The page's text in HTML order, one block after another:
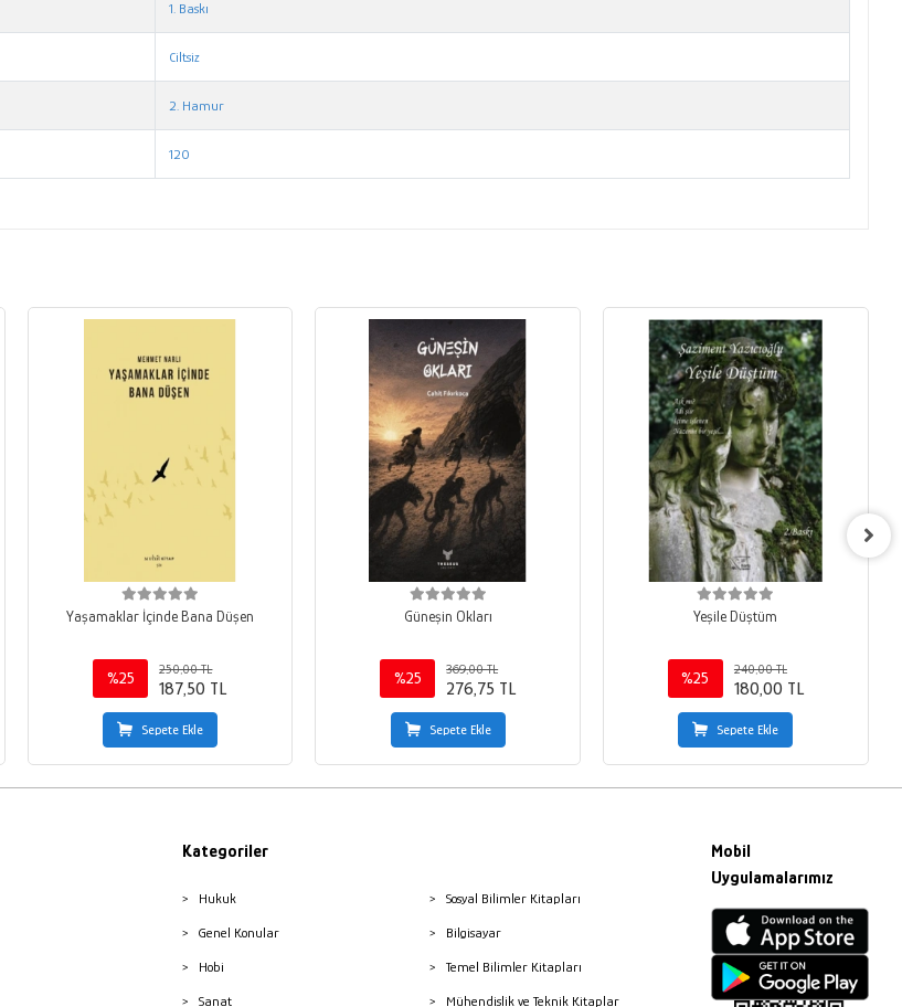
1. Baskı
Ciltsiz
2. Hamur
120
Yaşamaklar İçinde Bana Düşen
%25
250,00 TL
187,50 TL
Sepete Ekle
Güneşin Okları
%25
369,00 TL
276,75 TL
Sepete Ekle
Yeşile Düştüm
%25
240,00 TL
180,00 TL
Sepete Ekle
Kategoriler
Hukuk
Genel Konular
Hobi
Sanat
Sosyal Bilimler Kitapları
Bilgisayar
Temel Bilimler Kitapları
Mühendislik ve Teknik Kitaplar
Mobil
Uygulamalarımız